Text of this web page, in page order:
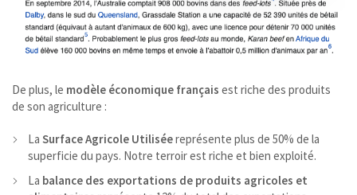
De plus, le modèle économique français est riche des produits
de son agriculture :
La Surface Agricole Utiliséereprésente plus de 50% de la
superficie du pays. Notre terroir est riche et bien exploité.
La balance des exportations de produits agricoles et